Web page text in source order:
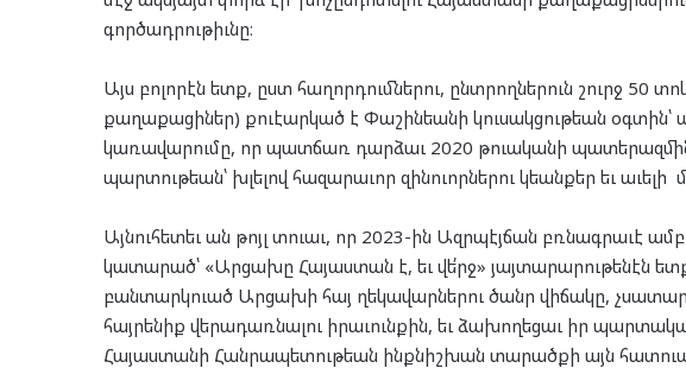
գործադրութիւնը։
Այս բոլորէն ետք, ըստ հաղորդումներու, ընտրողներուն շուրջ 50
քաղաքացիներ) քուէարկած է Փաշինեանի կուսակցութեան
կառավարումը, որ պատճառ դարձաւ 2020 թուականի
պարտութեան՝ խլելով հազարաւոր զինուորներու կեանքեր եւ
Այնուհետեւ ան թոյլ տուաւ, որ 2023-ին Ազրպէյճան բռնագրաւէ
կատարած՝ «Արցախը Հայաստան է, եւ վե՛րջ» յայտարարութենէն
բանտարկուած Արցախի հայ ղեկավարներու ծանր վիճակը,
հայրենիք վերադառնալու իրաւունքին, եւ ձախողեցաւ իր
Հայաստանի Հանրապետութեան ինքնիշխան տարածքի այն